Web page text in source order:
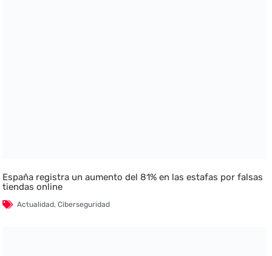
España registra un aumento del 81% en las estafas por falsas
tiendas online
Actualidad,Ciberseguridad